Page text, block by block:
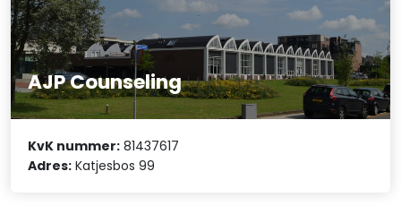
AJP Counseling
KvK nummer: 81437617
Adres: Katjesbos 99